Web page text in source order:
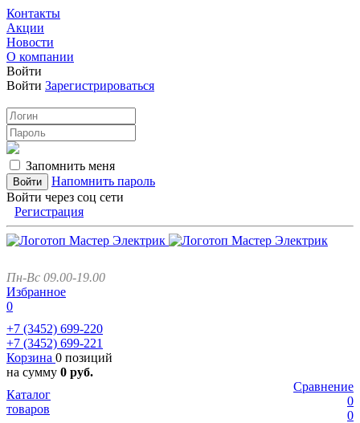
Контакты
Акции
Новости
О компании
Войти
Войти Зарегистрироваться
Запомнить меня
Напомнить пароль
Войти через соц сети
Регистрация
Пн-Вс 09.00-19.00
Избранное
0
+7 (3452) 699-220
+7 (3452) 699-221
Корзина 0 позиций
на сумму 0 руб.
Сравнение
0
0
Каталог
товаров